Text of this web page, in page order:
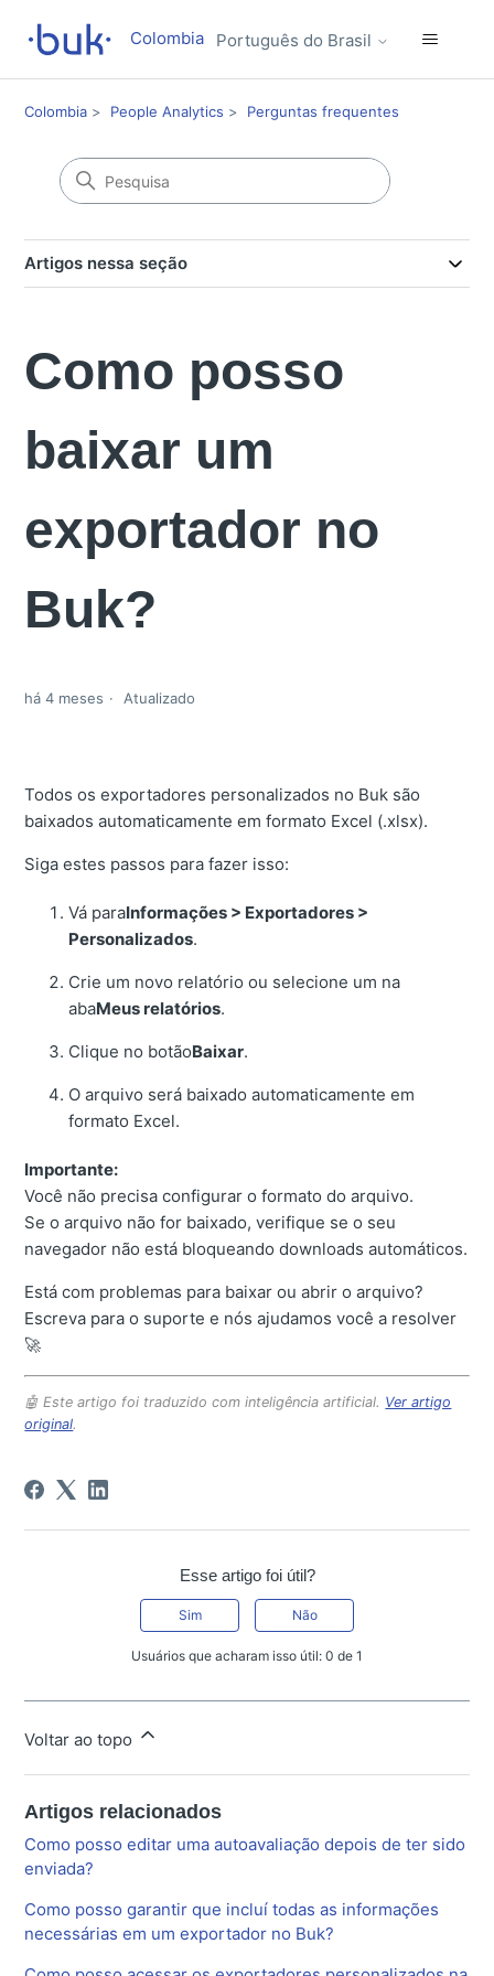
Colombia Português do Brasil
Colombia People Analytics Perguntas frequentes
Artigos nessa seção
Como posso
baixar um
exportador no
Buk?
há 4 meses Atualizado
Todos os exportadores personalizados no Buk são
baixados automaticamente em formato Excel (.xlsx).
Siga estes passos para fazer isso:
Vá paraInformações > Exportadores >
Personalizados.
Crie um novo relatório ou selecione um na
abaMeus relatórios.
Clique no botãoBaixar.
O arquivo será baixado automaticamente em
formato Excel.
Importante:
Você não precisa configurar o formato do arquivo.
Se o arquivo não for baixado, verifique se o seu
navegador não está bloqueando downloads automáticos.
Está com problemas para baixar ou abrir o arquivo?
Escreva para o suporte e nós ajudamos você a resolver
🚀
🤖 Este artigo foi traduzido com inteligência artificial. Ver artigo
original.
Esse artigo foi útil?
Sim Não
Usuários que acharam isso útil: 0 de 1
Voltar ao topo
Artigos relacionados
Como posso editar uma autoavaliação depois de ter sido
enviada?
Como posso garantir que incluí todas as informações
necessárias em um exportador no Buk?